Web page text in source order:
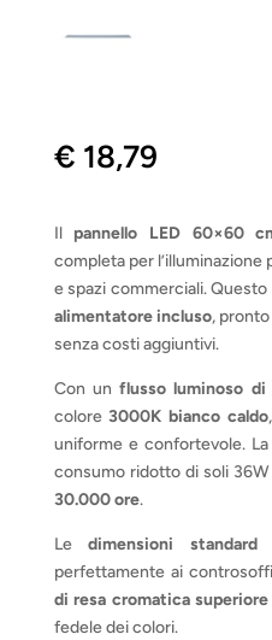
€ 18,79
Il pannello LED 60×60
completa per
e spazi commerciali.
alimentatore incluso,
senza costi aggiuntivi.
Con unflusso luminoso di
colore3000K bianco caldo
uniforme e confortevole.
consumo ridotto di soli
30.000 ore.
Ledimensioni standard
perfettamente ai
di resa cromatica
fedele dei colori.